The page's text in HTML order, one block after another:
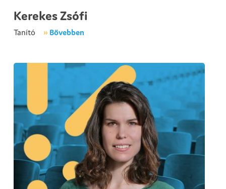
Dokumentumok
Aktualitások
Kerekes Zsófi
Tanító » Bővebben